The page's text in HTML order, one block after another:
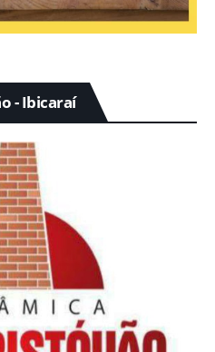
- Ibicaraí